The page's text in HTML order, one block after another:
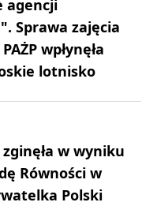
agencji
Sprawa zajęcia
wpłynęła
lotnisko
w wyniku
Równości w
Polski